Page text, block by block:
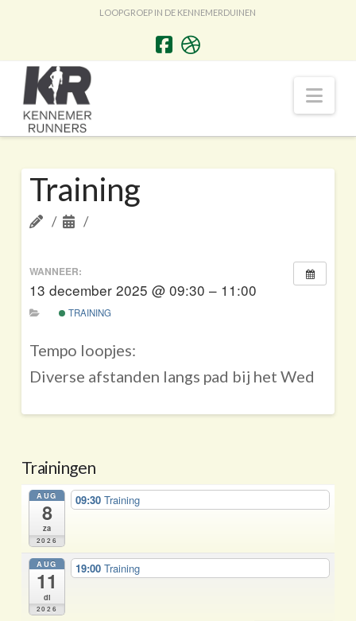
LOOPGROEP IN DE KENNEMERDUINEN
Training
WANNEER:
13 december 2025 @ 09:30 – 11:00
TRAINING
Tempo loopjes:
Diverse afstanden langs pad bij het Wed
Trainingen
AUG
8
za
2026
09:30Training
AUG
11
di
2026
19:00Training